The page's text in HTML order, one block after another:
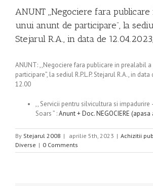
ANUNT ,,Negociere fara publicare
unui anunt de participare”, la sediul
Stejarul R.A., in data de
ANUNT: ,,Negociere fara publicare in prealabil
participare”, la sediul R.P.L.P. Stejarul R.A., in
12.00
,, Servicii pentru silvicultura si impadurire
Soars ” :Anunt + Doc. NEGOCIERE (apasa
By Stejarul 2008 | aprilie 5th, 2023 | Achizitii
Diverse | 0 Comments